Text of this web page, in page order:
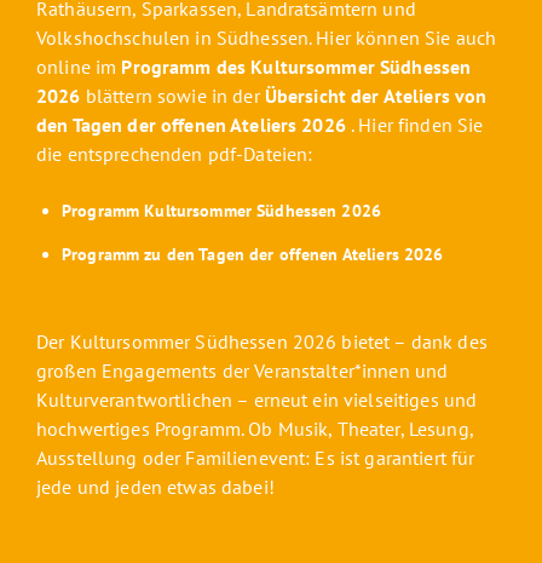
Rathäusern, Sparkassen, Landratsämtern und
Volkshochschulen in Südhessen. Hier können Sie auch
online im Programm des Kultursommer Südhessen
2026 blättern sowie in derÜbersicht der Ateliers von
den Tagen der offenen Ateliers 2026. Hier finden Sie
die entsprechenden pdf-Dateien:
Programm Kultursommer Südhessen 2026
Programm zu den Tagen der offenen Ateliers 2026
Der Kultursommer Südhessen 2026 bietet – dank des
großen Engagements der Veranstalter*innen und
Kulturverantwortlichen – erneut ein vielseitiges und
hochwertiges Programm. Ob Musik, Theater, Lesung,
Ausstellung oder Familienevent: Es ist garantiert für
jede und jeden etwas dabei!